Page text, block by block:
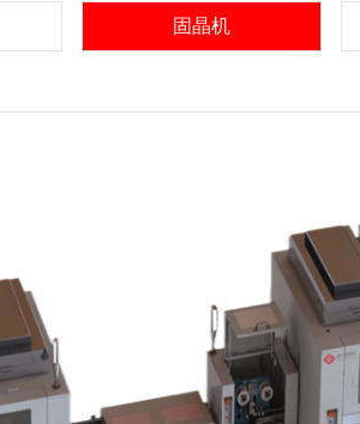
固晶机